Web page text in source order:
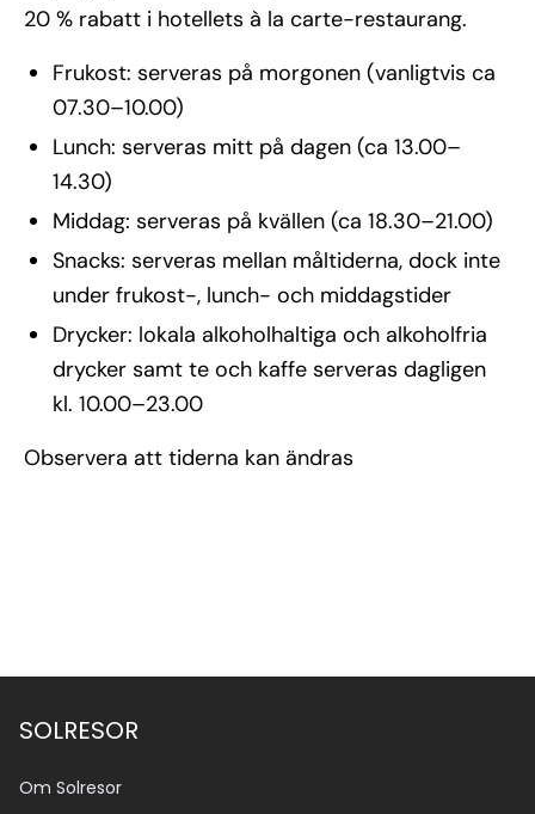
20 % rabatt i hotellets à la carte-restaurang.
Frukost: serveras på morgonen (vanligtvis ca
07.30–10.00)
Lunch: serveras mitt på dagen (ca 13.00–
14.30)
Middag: serveras på kvällen (ca 18.30–21.00)
Snacks: serveras mellan måltiderna, dock inte
under frukost-, lunch- och middagstider
Drycker: lokala alkoholhaltiga och alkoholfria
drycker samt te och kaffe serveras dagligen
kl. 10.00–23.00
Observera att tiderna kan ändras
SOLRESOR
Om Solresor